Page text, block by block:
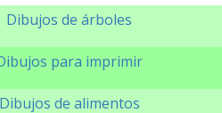
Dibujos de árboles
para imprimir
Dibujos de alimentos